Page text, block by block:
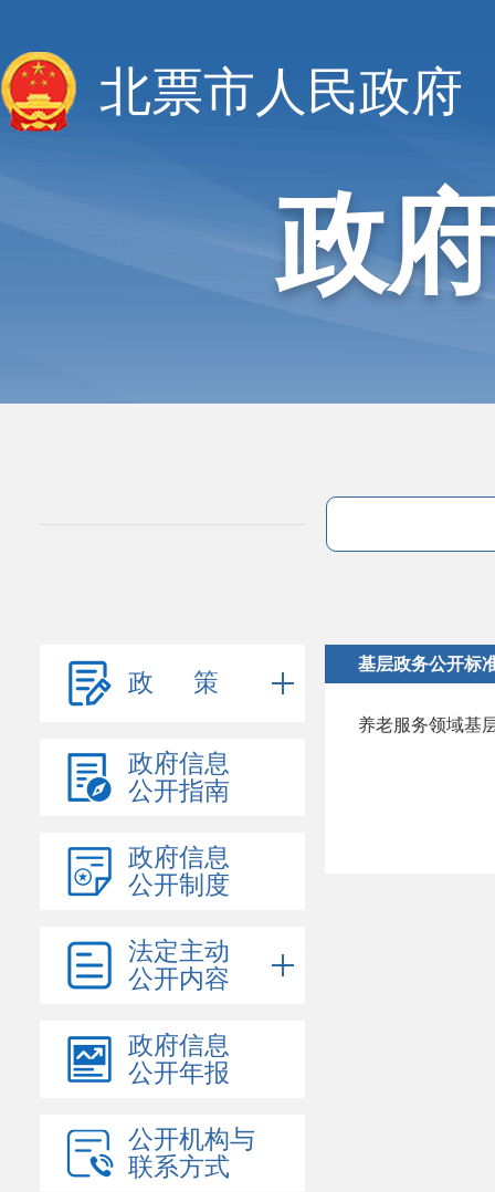
北票市人民政府
政
政 策
政府信息
公开指南
政府信息
公开制度
法定主动
公开内容
政府信息
公开年报
公开机构与
联系方式
基层政务公开标
养老服务领域基